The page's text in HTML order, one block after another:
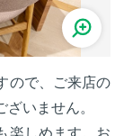
ので、ご来店の
いません。
楽しめます。お